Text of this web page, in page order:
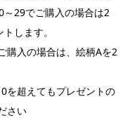
29でご購入の場合は2
します。
購入の場合は、絵柄Aを2
を超えてもプレゼントの
さい